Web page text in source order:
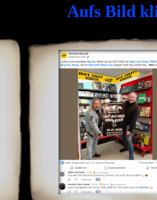
Aufs Bild